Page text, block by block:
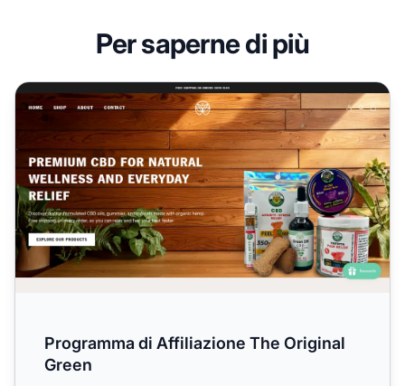
Per saperne di più
Programma di Affiliazione The Original Green
Programma di Affiliazione The Original
Green